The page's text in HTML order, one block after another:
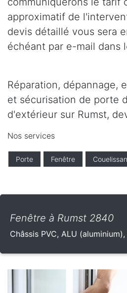
approximatif de
devis détaillé vous sera
échéant par e-mail dans
Réparation, dépannage,
et sécurisation de porte
d'extérieur sur Rumst,
Nos services
Porte Fenêtre
Fenêtre à Rumst 2840
Châssis PVC, ALU